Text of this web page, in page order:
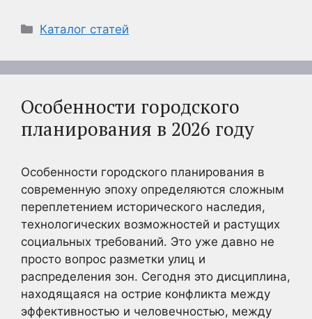
Рубрики
Каталог статей
Особенности городского
планирования в 2026 году
Особенности городского планирования в
современную эпоху определяются сложным
переплетением исторического наследия,
технологических возможностей и растущих
социальных требований. Это уже давно не
просто вопрос разметки улиц и
распределения зон. Сегодня это дисциплина,
находящаяся на острие конфликта между
эффективностью и человечностью, между